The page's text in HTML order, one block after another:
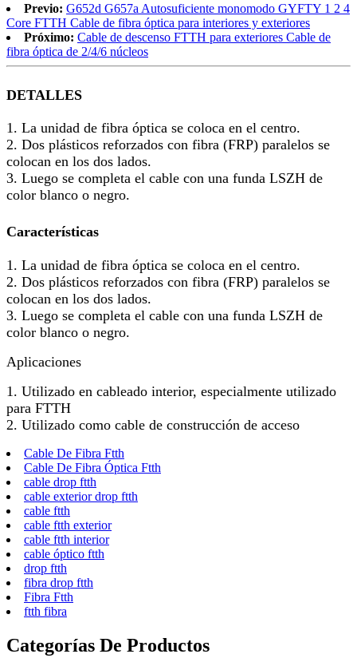
Previo: G652d G657a Autosuficiente monomodo GYFTY 1 2 4
Core FTTH Cable de fibra óptica para interiores y exteriores
Próximo: Cable de descenso FTTH para exteriores Cable de
fibra óptica de 2/4/6 núcleos
DETALLES
1. La unidad de fibra óptica se coloca en el centro.
2. Dos plásticos reforzados con fibra (FRP) paralelos se
colocan en los dos lados.
3. Luego se completa el cable con una funda LSZH de
color blanco o negro.
Características
1. La unidad de fibra óptica se coloca en el centro.
2. Dos plásticos reforzados con fibra (FRP) paralelos se
colocan en los dos lados.
3. Luego se completa el cable con una funda LSZH de
color blanco o negro.
Aplicaciones
1. Utilizado en cableado interior, especialmente utilizado
para FTTH
2. Utilizado como cable de construcción de acceso
Cable De Fibra Ftth
Cable De Fibra Óptica Ftth
cable drop ftth
cable exterior drop ftth
cable ftth
cable ftth exterior
cable ftth interior
cable óptico ftth
drop ftth
fibra drop ftth
Fibra Ftth
ftth fibra
Categorías De Productos